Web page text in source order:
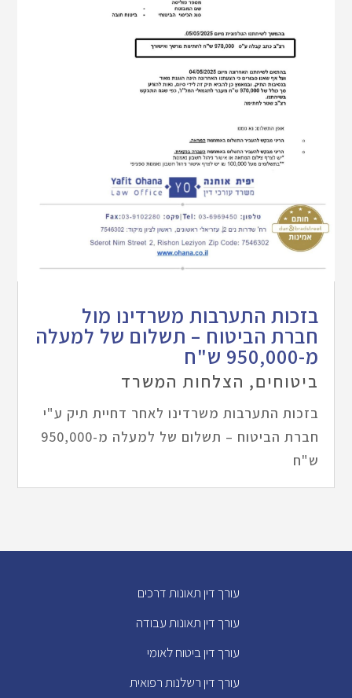
בזכות התערבות משרדינו מול
חברת הביטוח – תשלום של למעלה
מ-950,000 ש"ח
ביטוחים, הצלחות המשרד
בזכות התערבות משרדינו לאחר דחיית תיק ע"י
חברת הביטוח – תשלום של למעלה מ-950,000
ש"ח
עורך דין תאונות דרכים
עורך דין תאונות עבודה
עורך דין ביטוח לאומי
עורך דין רשלנות רפואית